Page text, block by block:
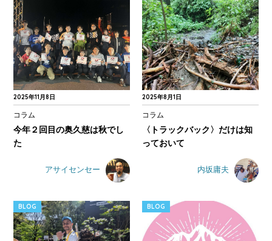
2025年11月8日
コラム
今年２回目の奥久慈は秋でし
た
アサイセンセー
2025年8月1日
コラム
〈トラックバック〉だけは知
っておいて
内坂庸夫
BLOG BLOG